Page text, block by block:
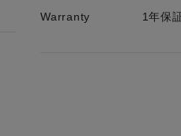
Warranty 1年保